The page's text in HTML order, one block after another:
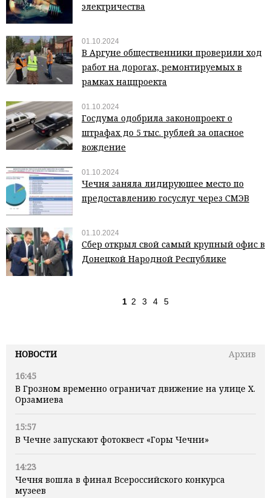
НОВОСТИ
Архив
16:45
В Грозном временно ограничат движение на улице Х.
Орзамиева
15:57
В Чечне запускают фотоквест «Горы Чечни»
14:23
Чечня вошла в финал Всероссийского конкурса
музеев
электричества
01.10.2024
В Аргуне общественники проверили ход
работ на дорогах, ремонтируемых в
рамках нацпроекта
01.10.2024
Госдума одобрила законопроект о
штрафах до 5 тыс. рублей за опасное
вождение
01.10.2024
Чечня заняла лидирующее место по
предоставлению госуслуг через СМЭВ
01.10.2024
Сбер открыл свой самый крупный офис в
Донецкой Народной Республике
1 2 3 4 5